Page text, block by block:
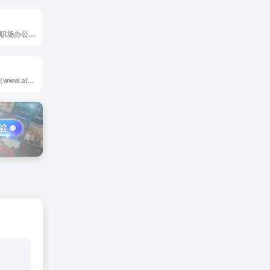
职场办公导航专为职场办公创业者服务。专注于办公资源网站、办公工具、办公系统、问答知识、办公文档、设计素材、网站运营、营销推广等职场办公创业者常用的办公资源。
AIGC工具导航站（www.aigc.cn）简称：AIGC导航，一个全网分类最全，收录最全的生成式人工智能工具导航平台，分类包括AI写作、AI绘画、AI视频、AI办公、AI数字人、AI设计、AI语音、AI音乐、AI论文、AI简历、AI智能体、文本转语音等AI工具。AIGC导航提供一站式AI工具导航服务，帮助用户快速找到能够提升工作效率和创...